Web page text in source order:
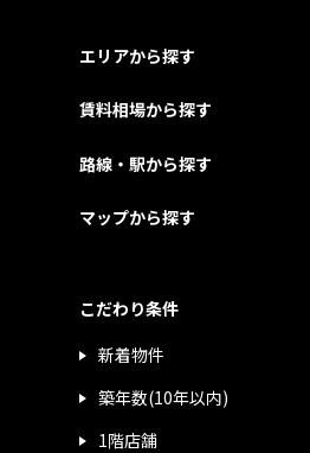
エリアから探す
賃料相場から探す
路線・駅から探す
マップから探す
こだわり条件
新着物件
築年数(10年以内)
1階店舗